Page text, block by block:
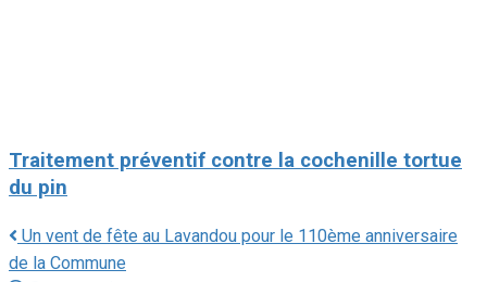
Traitement préventif contre la cochenille tortue
du pin
Un vent de fête au Lavandou pour le 110ème anniversaire
de la Commune